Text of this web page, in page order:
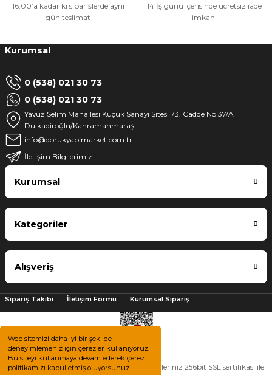
Web sitemizi daha iyi bir şekilde
deneyimlemeniz için çerezler kullanıyoruz.
Bu siteyi kullanmaya devam ederek çerez
politikamızı kabul etmiş oluyorsunuz.
16:00’a kadar ki siparişlerde aynı
gün teslimat
14 İş günü içerisinde ücretsiz iade
imkanı
Kurumsal
0 (538) 021 30 73
0 (538) 021 30 73
Yavuz Selim Mahallesi Küçük Sanayi Sitesi 73. Cadde No 37/A
Dulkadiroğlu/Kahramanmaraş
info@dorukyapimarket.com.tr
İletişim Bilgilerimiz
Kurumsal
Kategoriler
Alışveriş
Sipariş Takibi İletişim Formu Kurumsal Sipariş
2025 © Tüm hakları saklıdır. Kredi kartı bilgileriniz 256bit SSL sertifikası ile